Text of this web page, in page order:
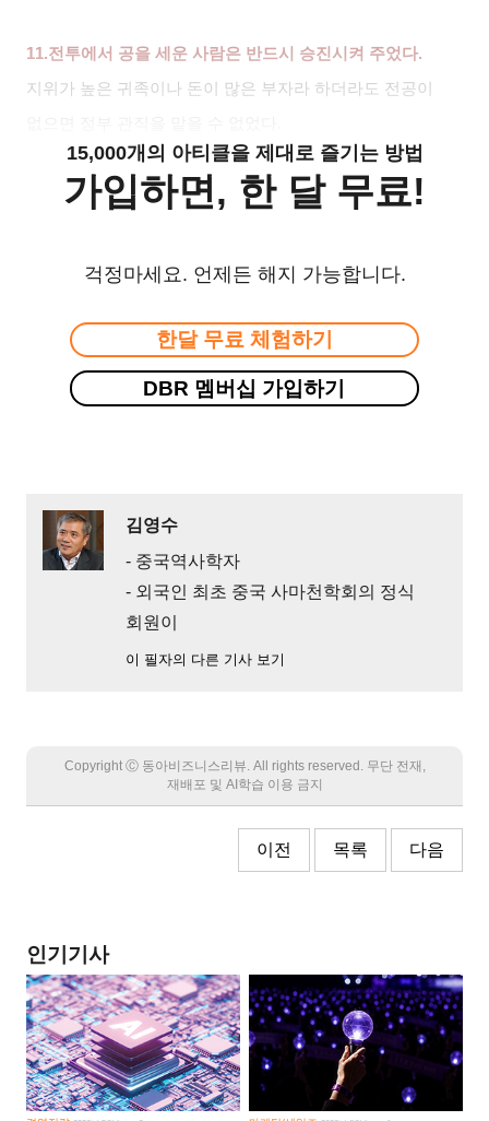
11.전투에서 공을 세운 사람은 반드시 승진시켜 주었다.
지위가 높은 귀족이나 돈이 많은 부자라 하더라도 전공이
15,000개의 아티클을 제대로 즐기는 방법
가입하면, 한 달 무료!
걱정마세요. 언제든 해지 가능합니다.
한달 무료 체험하기
DBR 멤버십 가입하기
김영수
- 중국역사학자
- 외국인 최초 중국 사마천학회의 정식
회원이
이 필자의 다른 기사 보기
Copyright Ⓒ 동아비즈니스리뷰. All rights reserved. 무단 전재,
재배포 및 AI학습 이용 금지
이전 목록 다음
인기기사